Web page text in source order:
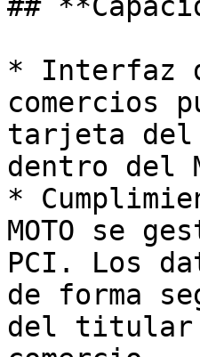
* Interfaz
comercios
tarjeta del
dentro del
*
MOTO se
PCI. Los
de forma
del titular